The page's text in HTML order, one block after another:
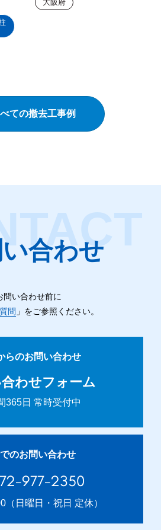
大阪府
ての撤去工事例
合わせ
問い合わせ前に
問 」をご参照ください。
らのお問い合わせ
わせフォーム
365日 常時受付中
のお問い合わせ
977-2350
（日曜日・祝日 定休）